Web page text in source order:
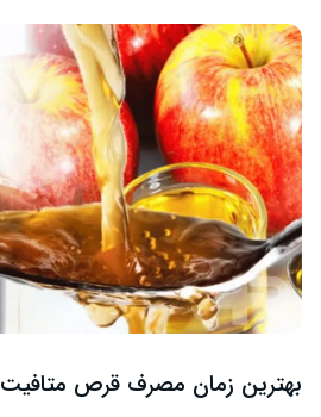
بهترین زمان مصرف قرص متافیت